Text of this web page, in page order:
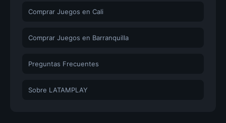
Comprar Juegos en Cali
Comprar Juegos en Barranquilla
Preguntas Frecuentes
Sobre LATAMPLAY